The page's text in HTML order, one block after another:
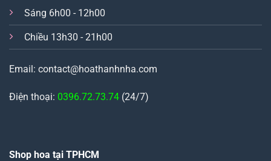
Sáng 6h00 - 12h00
Chiều 13h30 - 21h00
Email: contact@hoathanhnha.com
Điện thoại: 0396.72.73.74 (24/7)
Shop hoa tại TPHCM